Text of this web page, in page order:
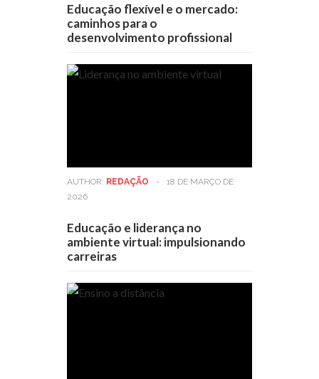
Educação flexível e o mercado:
caminhos para o
desenvolvimento profissional
AUTHOR: REDAÇÃO -
18 DE MARÇO DE
2026
Educação e liderança no
ambiente virtual: impulsionando
carreiras